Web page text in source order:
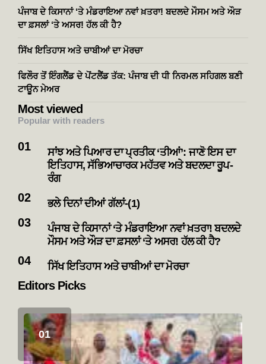
ਪੰਜਾਬ ਦੇ ਕਿਸਾਨਾਂ ‘ਤੇ ਮੰਡਰਾਇਆ ਨਵਾਂ ਖ਼ਤਰਾ! ਬਦਲਦੇ ਮੌਸਮ ਅਤੇ ਔੜ
ਦਾ ਫ਼ਸਲਾਂ ‘ਤੇ ਅਸਰ! ਹੱਲ ਕੀ ਹੈ?
ਸਿੱਖ ਇਤਿਹਾਸ ਅਤੇ ਚਾਬੀਆਂ ਦਾ ਮੋਰਚਾ
ਫਿਲੌਰ ਤੋਂ ਇੰਗਲੈਂਡ ਦੇ ਪੋਂਟਲੈਂਡ ਤੱਕ: ਪੰਜਾਬ ਦੀ ਧੀ ਨਿਰਮਲ ਸਹਿਗਲ ਬਣੀ
ਟਾਊਨ ਮੇਅਰ
Most viewed
Popular with readers
ਸਾਂਝ ਅਤੇ ਪਿਆਰ ਦਾ ਪ੍ਰਤੀਕ ‘ਤੀਆਂ’: ਜਾਣੋ ਇਸ ਦਾ
ਇਤਿਹਾਸ, ਸੱਭਿਆਚਾਰਕ ਮਹੱਤਵ ਅਤੇ ਬਦਲਦਾ ਰੂਪ-
ਰੰਗ
ਭਲੇ ਦਿਨਾਂ ਦੀਆਂ ਗੱਲਾਂ-(1)
ਪੰਜਾਬ ਦੇ ਕਿਸਾਨਾਂ ‘ਤੇ ਮੰਡਰਾਇਆ ਨਵਾਂ ਖ਼ਤਰਾ! ਬਦਲਦੇ
ਮੌਸਮ ਅਤੇ ਔੜ ਦਾ ਫ਼ਸਲਾਂ ‘ਤੇ ਅਸਰ! ਹੱਲ ਕੀ ਹੈ?
ਸਿੱਖ ਇਤਿਹਾਸ ਅਤੇ ਚਾਬੀਆਂ ਦਾ ਮੋਰਚਾ
Editors Picks